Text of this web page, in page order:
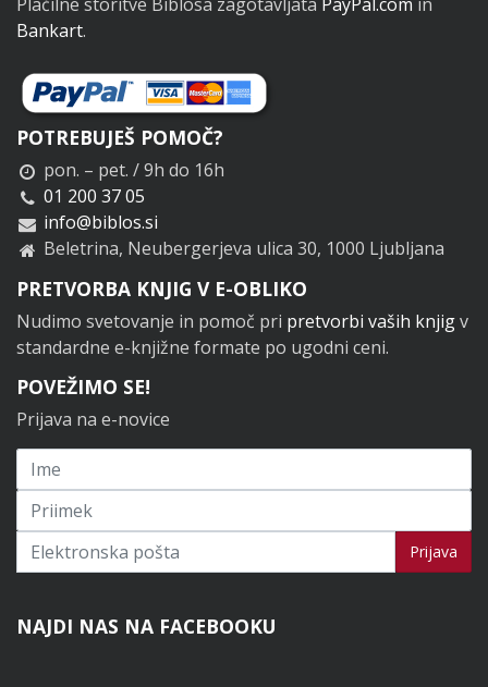
Bankart.
POTREBUJEŠ POMOČ?
pon. – pet. / 9h do 16h
01 200 37 05
info@biblos.si
Beletrina, Neubergerjeva ulica 30, 1000 Ljubljana
PRETVORBA KNJIG V E-OBLIKO
Nudimo svetovanje in pomoč pri pretvorbi vaših knjigv
standardne e-knjižne formate po ugodni ceni.
POVEŽIMO SE!
Prijava na e-novice
Prijavi se na novice Prijava
NAJDI NAS NA FACEBOOKU